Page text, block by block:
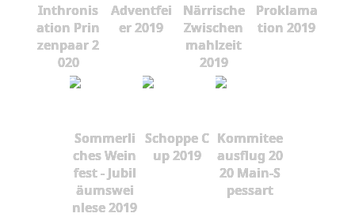
Inthronis
ation Prin
zenpaar 2
020
Adventfei
er 2019
Närrische
Zwischen
mahlzeit
2019
Proklama
tion 2019
Sommerli
ches Wein
fest - Jubil
äumswei
nlese 2019
Schoppe C
up 2019
Kommitee
ausflug 20
20 Main-S
pessart